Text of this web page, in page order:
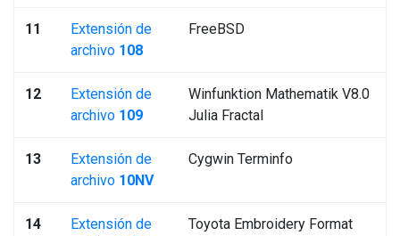
11
Extensión de
archivo 108
FreeBSD
12
Extensión de
archivo 109
Winfunktion Mathematik V8.0
Julia Fractal
13
Extensión de
archivo 10NV
Cygwin Terminfo
14
Extensión de
Toyota Embroidery Format